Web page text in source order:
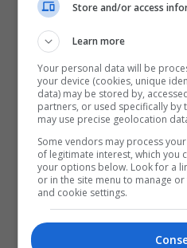
Store and/or access
Learn more
Your personal data will be
your device (cookies, unique
data) may be stored by,
partners, or used specifically by
may use precise geolocation
Some vendors may process
of legitimate interest, which you
your options below. Look for a
or in the site menu to manage
and cookie settings.